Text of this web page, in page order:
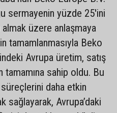
sermayenin yüzde 25'ini
üzere anlaşmaya
tamamlanmasıyla Beko
Avrupa üretim, satış
sahip oldu. Bu
daha etkin
sağlayarak, Avrupa’daki